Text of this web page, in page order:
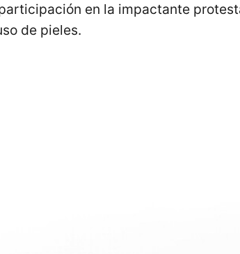
en la impactante
de pieles.